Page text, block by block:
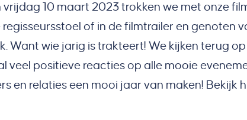
10 maart 2023 trokken we met onze
of in de filmtrailer en genoten
Want wie jarig is trakteert! We kijken terug
veel positieve reacties op alle mooie
en relaties een mooi jaar van maken!